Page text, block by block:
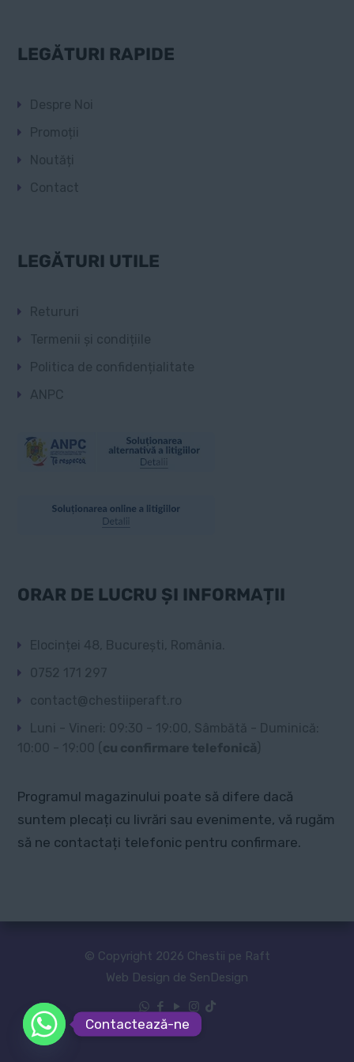
LEGĂTURI RAPIDE
Despre Noi
Promoții
Noutăți
Contact
LEGĂTURI UTILE
Retururi
Termenii și condițiile
Politica de confidențialitate
ANPC
ORAR DE LUCRU ȘI INFORMAȚII
Elocinței 48, București, România.
0752 171 297
contact@chestiiperaft.ro
Luni - Vineri: 09:30 - 19:00, Sâmbătă - Duminică:
10:00 - 19:00 ( cu confirmare telefonică)
Programul magazinului poate să difere dacă
suntem plecați cu livrări sau evenimente, vă rugăm
să ne contactați telefonic pentru confirmare.
© Copyright 2026 Chestii pe Raft
Web Design de SenDesign
Contactează-ne